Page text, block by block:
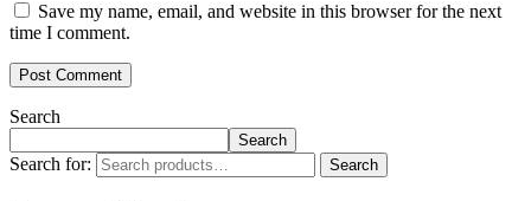
Save my name, email, and website in this browser for the next
time I comment.
Search
Search
Search for: Search